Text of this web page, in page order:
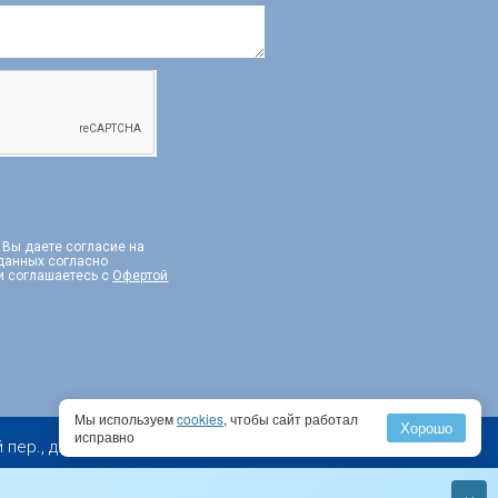
Вы даете согласие на
согласно
соглашаетесь с Офертой
д. 2, эт. 10, пом I, комн. 1, PM 2А
Мы используемcookies, чтобы сайт работал
исправно
Хорошо